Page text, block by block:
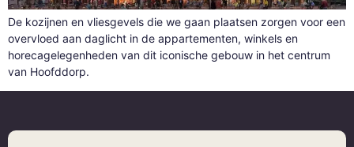
De kozijnen en vliesgevels die we gaan plaatsen zorgen voor een
overvloed aan daglicht in de appartementen, winkels en
horecagelegenheden van dit iconische gebouw in het centrum
van Hoofddorp.